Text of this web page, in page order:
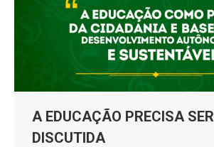
A EDUCAÇÃO PRECISA SER
DISCUTIDA